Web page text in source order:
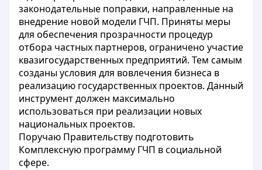
законодательные поправки, направленные на
внедрение новой модели ГЧП. Приняты меры
для обеспечения прозрачности процедур
отбора частных партнеров, ограничено участие
квазигосударственных предприятий. Тем самым
созданы условия для вовлечения бизнеса в
реализацию государственных проектов. Данный
инструмент должен максимально
использоваться при реализации новых
национальных проектов.
Поручаю Правительству подготовить
Комплексную программу ГЧП в социальной
сфере.